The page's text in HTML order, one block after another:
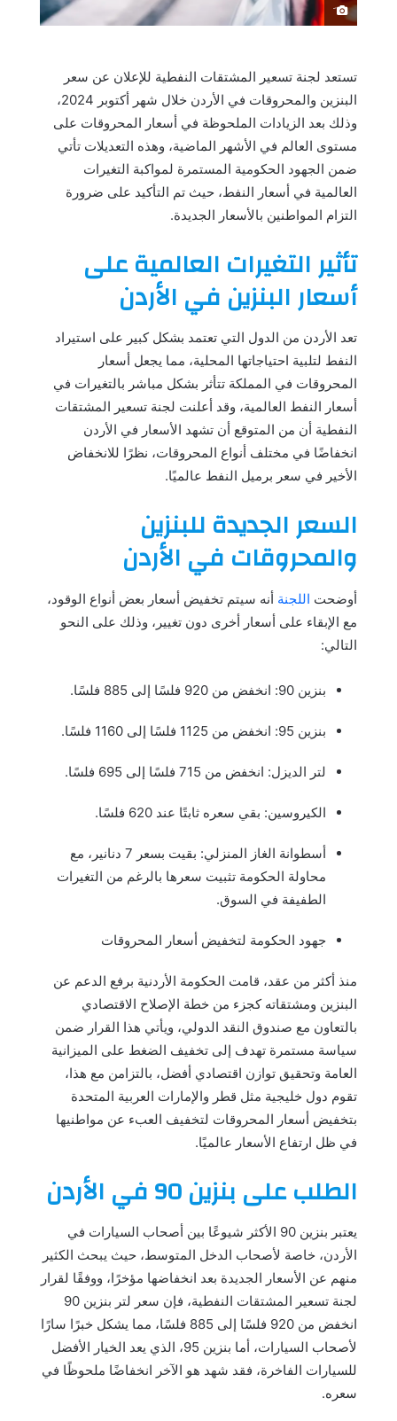
َ
تستعد لجنة تسعير المشتقات النفطية للإعلان عن سعر
البنزين والمحروقات في الأردن خلال شهر أكتوبر 2024،
وذلك بعد الزيادات الملحوظة في أسعار المحروقات على
مستوى العالم في الأشهر الماضية، وهذه التعديلات تأتي
ضمن الجهود الحكومية المستمرة لمواكبة التغيرات
العالمية في أسعار النفط، حيث تم التأكيد على ضرورة
التزام المواطنين بالأسعار الجديدة.
تأثير التغيرات العالمية على
أسعار البنزين في الأردن
تعد الأردن من الدول التي تعتمد بشكل كبير على استيراد
النفط لتلبية احتياجاتها المحلية، مما يجعل أسعار
المحروقات في المملكة تتأثر بشكل مباشر بالتغيرات في
أسعار النفط العالمية، وقد أعلنت لجنة تسعير المشتقات
النفطية أن من المتوقع أن تشهد الأسعار في الأردن
انخفاضًا في مختلف أنواع المحروقات، نظرًا للانخفاض
الأخير في سعر برميل النفط عالميًا.
السعر الجديدة للبنزين
والمحروقات في الأردن
أوضحت اللجنة أنه سيتم تخفيض أسعار بعض أنواع الوقود،
مع الإبقاء على أسعار أخرى دون تغيير، وذلك على النحو
التالي:
بنزين 90: انخفض من 920 فلسًا إلى 885 فلسًا.
بنزين 95: انخفض من 1125 فلسًا إلى 1160 فلسًا.
لتر الديزل: انخفض من 715 فلسًا إلى 695 فلسًا.
الكيروسين: بقي سعره ثابتًا عند 620 فلسًا.
أسطوانة الغاز المنزلي: بقيت بسعر 7 دنانير، مع
محاولة الحكومة تثبيت سعرها بالرغم من التغيرات
الطفيفة في السوق.
جهود الحكومة لتخفيض أسعار المحروقات
منذ أكثر من عقد، قامت الحكومة الأردنية برفع الدعم عن
البنزين ومشتقاته كجزء من خطة الإصلاح الاقتصادي
بالتعاون مع صندوق النقد الدولي، ويأتي هذا القرار ضمن
سياسة مستمرة تهدف إلى تخفيف الضغط على الميزانية
العامة وتحقيق توازن اقتصادي أفضل، بالتزامن مع هذا،
تقوم دول خليجية مثل قطر والإمارات العربية المتحدة
بتخفيض أسعار المحروقات لتخفيف العبء عن مواطنيها
في ظل ارتفاع الأسعار عالميًا.
الطلب على بنزين 90 في الأردن
يعتبر بنزين 90 الأكثر شيوعًا بين أصحاب السيارات في
الأردن، خاصة لأصحاب الدخل المتوسط، حيث يبحث الكثير
منهم عن الأسعار الجديدة بعد انخفاضها مؤخرًا، ووفقًا لقرار
لجنة تسعير المشتقات النفطية، فإن سعر لتر بنزين 90
انخفض من 920 فلسًا إلى 885 فلسًا، مما يشكل خبرًا سارًا
لأصحاب السيارات، أما بنزين 95، الذي يعد الخيار الأفضل
للسيارات الفاخرة، فقد شهد هو الآخر انخفاضًا ملحوظًا في
سعره.